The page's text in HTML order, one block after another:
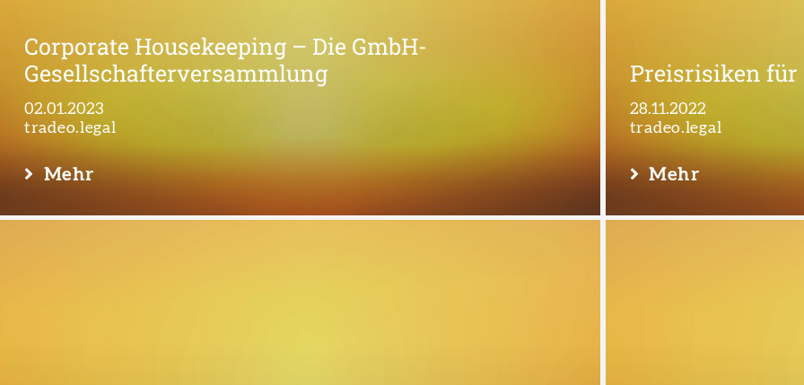
Corporate Housekeeping – Die GmbH-
Gesellschafterversammlung
02.01.2023
tradeo.legal
Mehr
Preisrisiken für
28.11.2022
tradeo.legal
Mehr